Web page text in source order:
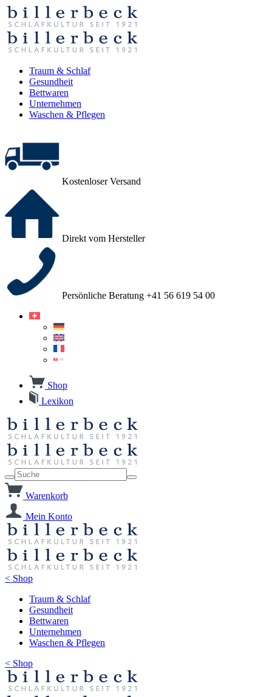
Traum & Schlaf
Gesundheit
Bettwaren
Unternehmen
Waschen & Pflegen
Kostenloser Versand
Direkt vom Hersteller
Persönliche Beratung +41 56 619 54 00
Shop
Lexikon
Warenkorb
Mein Konto
< Shop
Traum & Schlaf
Gesundheit
Bettwaren
Unternehmen
Waschen & Pflegen
< Shop